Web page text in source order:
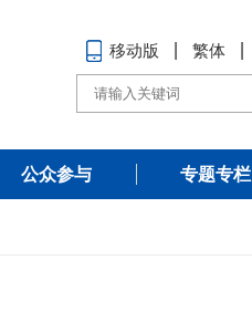
移动版 繁体
公众参与 专题专栏